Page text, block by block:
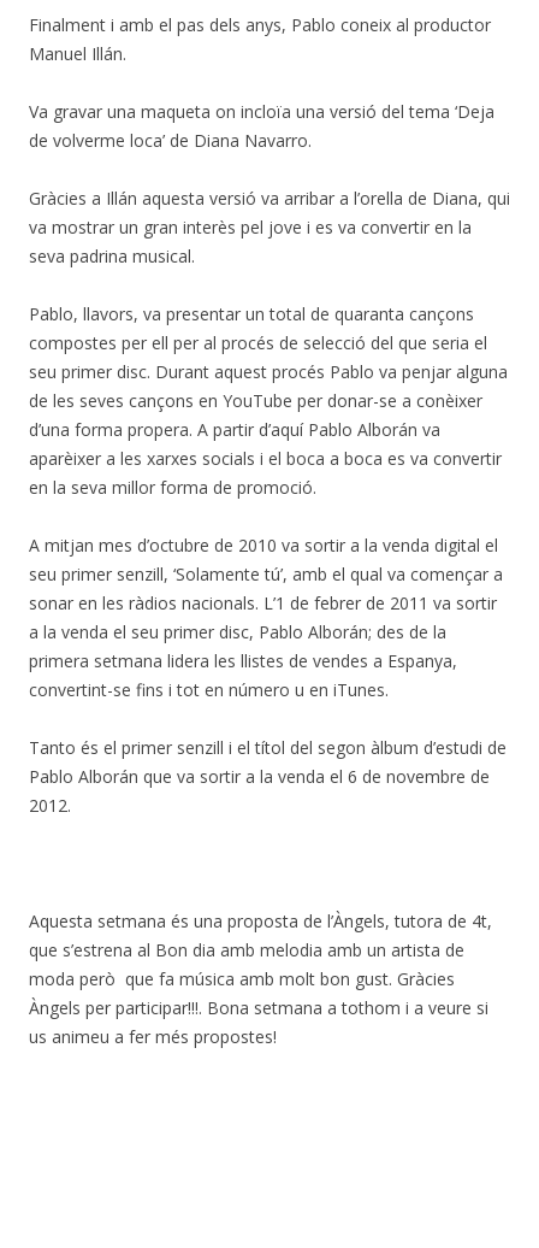
Finalment i amb el pas dels anys, Pablo coneix al productor
Manuel Illán.
Va gravar una maqueta on incloïa una versió del tema ‘Deja
de volverme loca’ de Diana Navarro.
Gràcies a Illán aquesta versió va arribar a l’orella de Diana, qui
va mostrar un gran interès pel jove i es va convertir en la
seva padrina musical.
Pablo, llavors, va presentar un total de quaranta cançons
compostes per ell per al procés de selecció del que seria el
seu primer disc. Durant aquest procés Pablo va penjar alguna
de les seves cançons en YouTube per donar-se a conèixer
d’una forma propera. A partir d’aquí Pablo Alborán va
aparèixer a les xarxes socials i el boca a boca es va convertir
en la seva millor forma de promoció.
A mitjan mes d’octubre de 2010 va sortir a la venda digital el
seu primer senzill, ‘Solamente tú’, amb el qual va començar a
sonar en les ràdios nacionals. L’1 de febrer de 2011 va sortir
a la venda el seu primer disc, Pablo Alborán; des de la
primera setmana lidera les llistes de vendes a Espanya,
convertint-se fins i tot en número u en iTunes.
Tanto és el primer senzill i el títol del segon àlbum d’estudi de
Pablo Alborán que va sortir a la venda el 6 de novembre de
2012.
Aquesta setmana és una proposta de l’Àngels, tutora de 4t,
que s’estrena al Bon dia amb melodia amb un artista de
moda però que fa música amb molt bon gust. Gràcies
Àngels per participar!!!. Bona setmana a tothom i a veure si
us animeu a fer més propostes!